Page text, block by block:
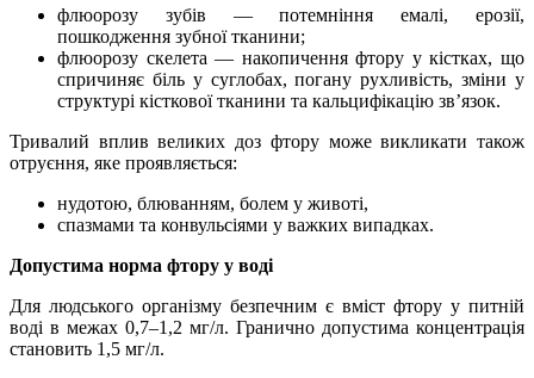
флюорозу зубів — потемніння емалі, ерозії,
пошкодження зубної тканини;
флюорозу скелета — накопичення фтору у кістках, що
спричиняє біль у суглобах, погану рухливість, зміни у
структурі кісткової тканини та кальцифікацію зв’язок.
Тривалий вплив великих доз фтору може викликати також
отруєння, яке проявляється:
нудотою, блюванням, болем у животі,
спазмами та конвульсіями у важких випадках.
Допустима норма фтору у воді
Для людського організму безпечним є вміст фтору у питній
воді в межах 0,7–1,2 мг/л. Гранично допустима концентрація
становить 1,5 мг/л.